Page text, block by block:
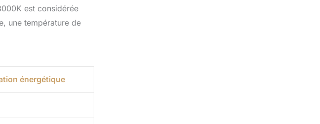
est considérée
une température de
énergétique